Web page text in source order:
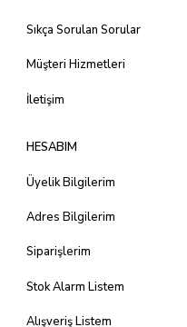
Sıkça Sorulan Sorular
Müşteri Hizmetleri
İletişim
HESABIM
Üyelik Bilgilerim
Adres Bilgilerim
Siparişlerim
Stok Alarm Listem
Alışveriş Listem